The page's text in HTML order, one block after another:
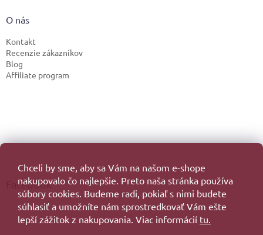
Chceli by sme, aby sa Vám na našom e-shope
nakupovalo čo najlepšie. Preto naša stránka používa
súbory cookies. Budeme radi, pokiaľ s nimi budete
súhlasiť a umožníte nám sprostredkovať Vám ešte
lepší zážitok z nakupovania. Viac informácií tu.
O nás
Kontakt
Recenzie zákazníkov
Blog
Affiliate program
Facebook